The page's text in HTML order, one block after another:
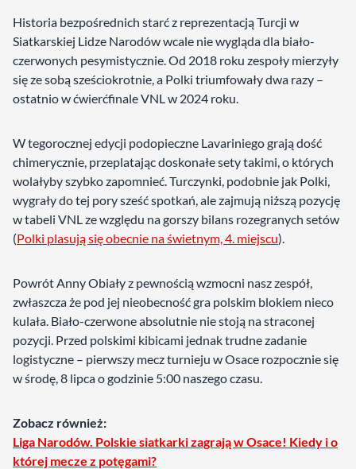
Historia bezpośrednich starć z reprezentacją Turcji w
Siatkarskiej Lidze Narodów wcale nie wygląda dla biało-
czerwonych pesymistycznie. Od 2018 roku zespoły mierzyły
się ze sobą sześciokrotnie, a Polki triumfowały dwa razy –
ostatnio w ćwierćfinale VNL w 2024 roku.
W tegorocznej edycji podopieczne Lavariniego grają dość
chimerycznie, przeplatając doskonałe sety takimi, o których
wolałyby szybko zapomnieć. Turczynki, podobnie jak Polki,
wygrały do tej pory sześć spotkań, ale zajmują niższą pozycję
w tabeli VNL ze względu na gorszy bilans rozegranych setów
(Polki plasują się obecnie na świetnym, 4. miejscu).
Powrót Anny Obiały z pewnością wzmocni nasz zespół,
zwłaszcza że pod jej nieobecność gra polskim blokiem nieco
kulała. Biało-czerwone absolutnie nie stoją na straconej
pozycji. Przed polskimi kibicami jednak trudne zadanie
logistyczne – pierwszy mecz turnieju w Osace rozpocznie się
w środę, 8 lipca o godzinie 5:00 naszego czasu.
Zobacz również:
Liga Narodów. Polskie siatkarki zagrają w Osace! Kiedy i o
której mecze z potęgami?